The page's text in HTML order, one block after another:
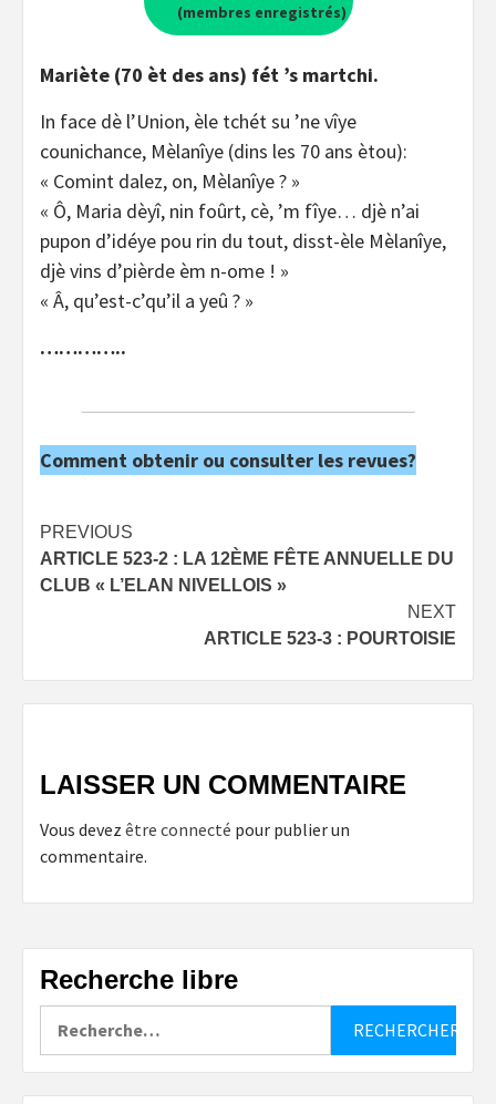
(membres enregistrés)
Mariète (70 èt des ans) fét ’s martchi.
In face dè l’Union, èle tchét su ’ne vîye
counichance, Mèlanîye (dins les 70 ans ètou):
« Comint dalez, on, Mèlanîye ? »
« Ô, Maria dèyî, nin foûrt, cè, ’m fîye… djè n’ai
pupon d’idéye pou rin du tout, disst-èle Mèlanîye,
djè vins d’pièrde èm n-ome ! »
« Â, qu’est-c’qu’il a yeû ? »
…………..
Comment obtenir ou consulter les revues?
Post
navigation
PREVIOUS
ARTICLE 523-2 : LA 12ÈME FÊTE ANNUELLE DU
CLUB « L’ELAN NIVELLOIS »
NEXT
ARTICLE 523-3 : POURTOISIE
LAISSER UN COMMENTAIRE
Vous devez être connecté pour publier un
commentaire.
Recherche libre